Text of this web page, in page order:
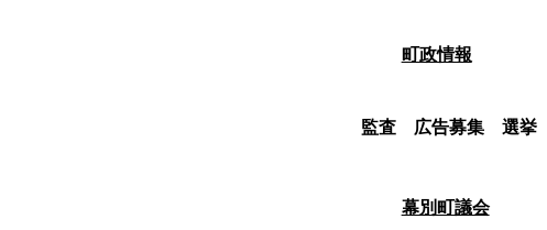
町政情報
監査 広告募集 選挙
幕別町議会